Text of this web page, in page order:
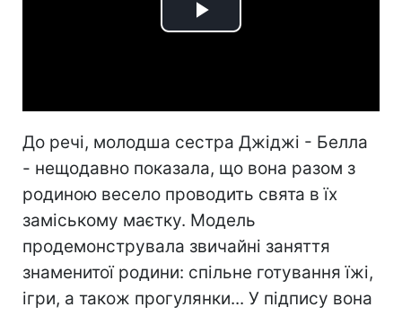
Play
До речі, молодша сестра Джіджі - Белла
- нещодавно показала, що вона разом з
родиною весело проводить свята в їх
заміському маєтку. Модель
продемонструвала звичайні заняття
знаменитої родини: спільне готування їжі,
ігри, а також прогулянки... У підпису вона